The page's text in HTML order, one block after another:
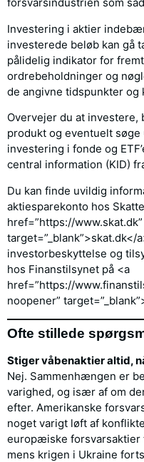
forsvarsindustrien som
Investering i aktier
investerede beløb kan gå
pålidelig indikator for
ordrebeholdninger og
de angivne tidspunkter
Overvejer du at
produkt og eventuelt
investering i fonde og
central information (KID)
Du kan finde uvildig
aktiesparekonto hos
href=”https://
target=”_blank”>skat.dk</
investorbeskyttelse og
hos Finanstilsynet på <a
href=”https://
noopener”
Ofte stillede
Stiger våbenaktier altid,
Nej. Sammenhængen er
varighed, og især af om
efter. Amerikanske
noget varigt løft af
europæiske forsvarsaktier
mens krigen i Ukraine